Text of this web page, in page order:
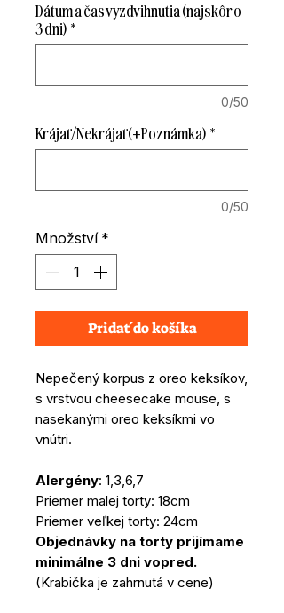
Dátum a čas vyzdvihnutia (najskôr o
3 dni) *
0/50
Krájať/Nekrájať (+Poznámka) *
0/50
Množství *
Pridať do košíka
Nepečený korpus z oreo keksíkov,
s vrstvou cheesecake mouse, s
nasekanými oreo keksíkmi vo
vnútri.
Alergény: 1,3,6,7
Priemer malej torty: 18cm
Priemer veľkej torty: 24cm
Objednávky na torty prijímame
minimálne 3 dni vopred.
(Krabička je zahrnutá v cene)